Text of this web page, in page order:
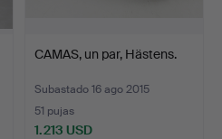
CAMAS, un par, Hästens.
Subastado 16 ago 2015
51 pujas
1.213 USD